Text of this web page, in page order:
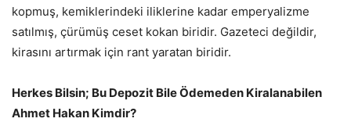
kopmuş, kemiklerindeki iliklerine kadar emperyalizme
satılmış, çürümüş ceset kokan biridir. Gazeteci değildir,
kirasını artırmak için rant yaratan biridir.
Herkes Bilsin; Bu Depozit Bile Ödemeden Kiralanabilen
Ahmet Hakan Kimdir?